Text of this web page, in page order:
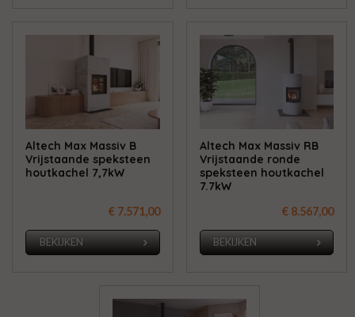
Altech Max Massiv B
Vrijstaande speksteen
houtkachel 7,7kW
€ 7.571,00
BEKIJKEN
Altech Max Massiv RB
Vrijstaande ronde
speksteen houtkachel
7.7kW
€ 8.567,00
BEKIJKEN